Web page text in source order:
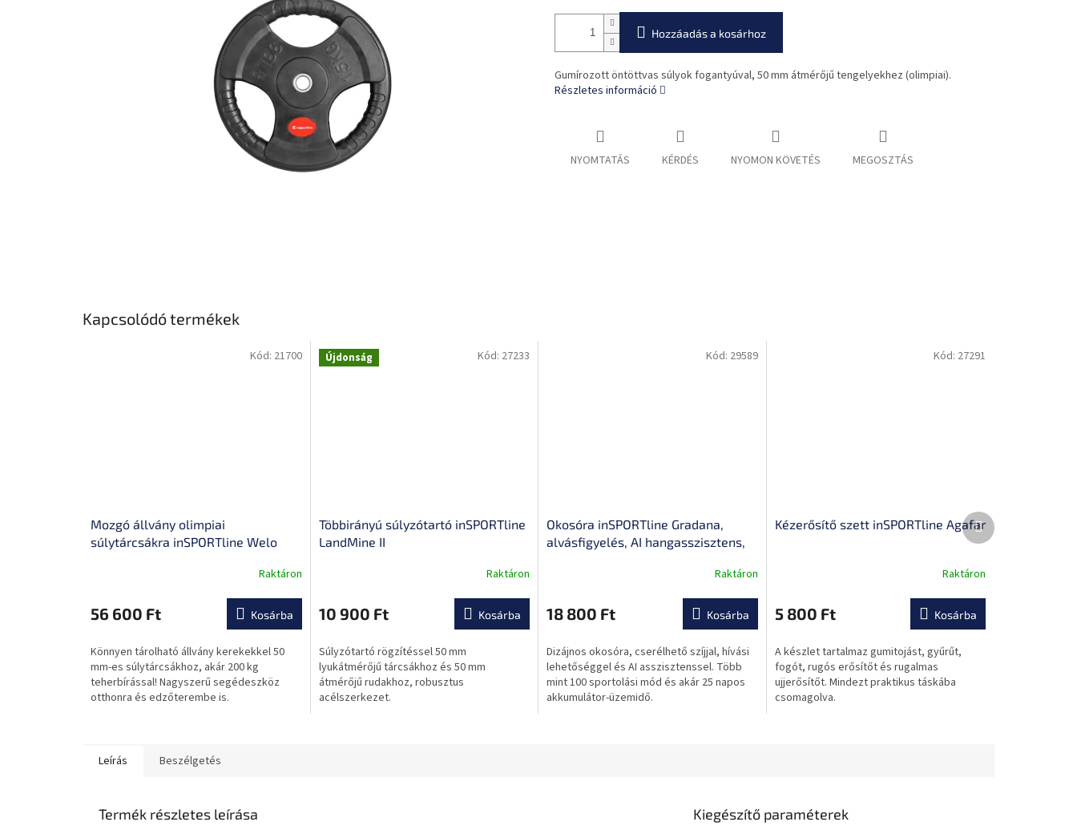
Hozzáadás a kosárhoz
Gumírozott öntöttvas súlyok fogantyúval, 50 mm átmérőjű tengelyekhez (olimpiai).
Részletes információ
NYOMTATÁS KÉRDÉS NYOMON KÖVETÉS MEGOSZTÁS
Kapcsolódó termékek
Mozgó állvány olimpiai
súlytárcsákra inSPORTline Welo
Raktáron
56 600 Ft Kosárba
Könnyen tárolható állvány kerekekkel 50
mm-es súlytárcsákhoz, akár 200 kg
teherbírással! Nagyszerű segédeszköz
otthonra és edzőterembe is.
Kód: 21700 Újdonság
Többirányú súlyzótartó inSPORTline
LandMine II
átlagos
értékelése
ből
0,0
csillag.
Raktáron
10 900 Ft Kosárba
Súlyzótartó rögzítéssel 50 mm
lyukátmérőjű tárcsákhoz és 50 mm
átmérőjű rudakhoz, robusztus
acélszerkezet.
Kód: 27233
Okosóra inSPORTline Gradana,
alvásfigyelés, AI hangasszisztens,
Raktáron
18 800 Ft Kosárba
Dizájnos okosóra, cserélhető szíjjal, hívási
lehetőséggel és AI asszisztenssel. Több
mint 100 sportolási mód és akár 25 napos
akkumulátor-üzemidő.
Kód: 29589
Kézerősítő szett inSPORTline Agafar
átlagos
értékelése
ből
0,0
csillag.
Raktáron
5 800 Ft Kosárba
A készlet tartalmaz gumitojást, gyűrűt,
fogót, rugós erősítőt és rugalmas
ujjerősítőt. Mindezt praktikus táskába
csomagolva.
Kód: 27291
Következő
termék
Leírás Beszélgetés
Termék részletes leírása Kiegészítő paraméterek